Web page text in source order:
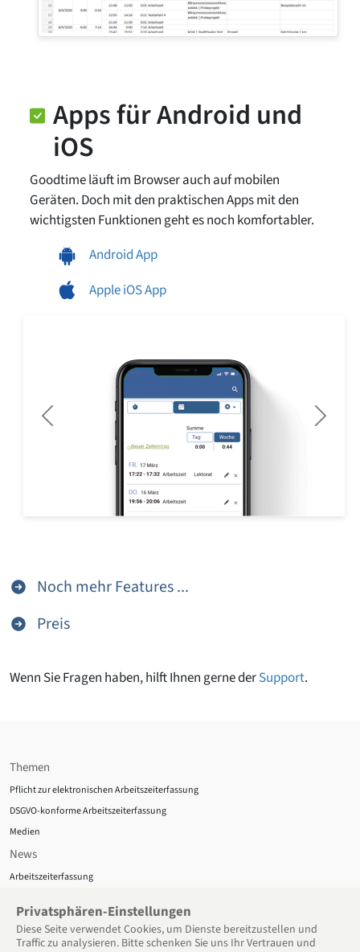
Apps für Android und
iOS
Goodtime läuft im Browser auch auf mobilen
Geräten. Doch mit den praktischen Apps mit den
wichtigsten Funktionen geht es noch komfortabler.
Android App
Apple iOS App
Previous Next
Noch mehr Features ...
Preis
Wenn Sie Fragen haben, hilft Ihnen gerne derSupport.
Themen
Pflicht zur elektronischen Arbeitszeiterfassung
DSGVO-konforme Arbeitszeiterfassung
Medien
News
Arbeitszeiterfassung
Datenschutz
Über uns
Privatsphären-Einstellungen
Diese Seite verwendet Cookies, um Dienste bereitzu­stellen und
Traffic zu analysieren. Bitte schenken Sie uns Ihr Vertrauen und